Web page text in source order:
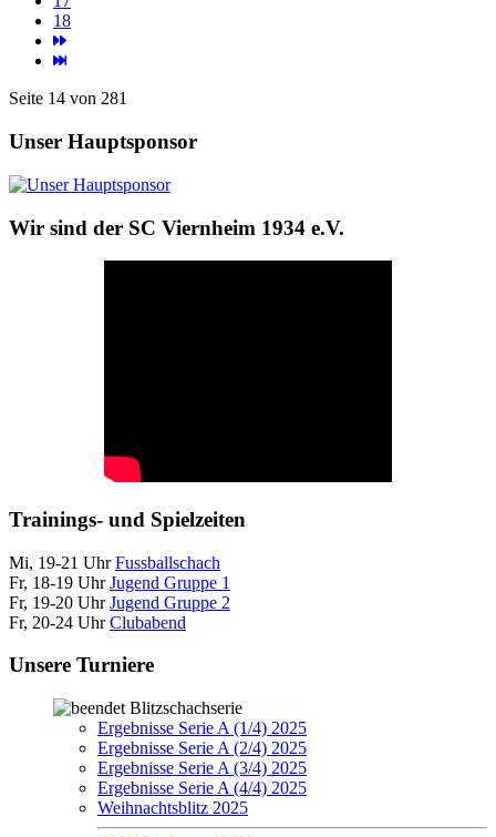
18
Seite 14 von 281
Unser Hauptsponsor
Wir sind der SC Viernheim 1934 e.V.
Trainings- und Spielzeiten
Mi, 19-21 UhrFussballschach
Fr, 18-19 UhrJugend Gruppe 1
Fr, 19-20 UhrJugend Gruppe 2
Fr, 20-24 UhrClubabend
Unsere Turniere
Blitzschachserie
Ergebnisse Serie A (1/4) 2025
Ergebnisse Serie A (2/4) 2025
Ergebnisse Serie A (3/4) 2025
Ergebnisse Serie A (4/4) 2025
Weihnachtsblitz 2025